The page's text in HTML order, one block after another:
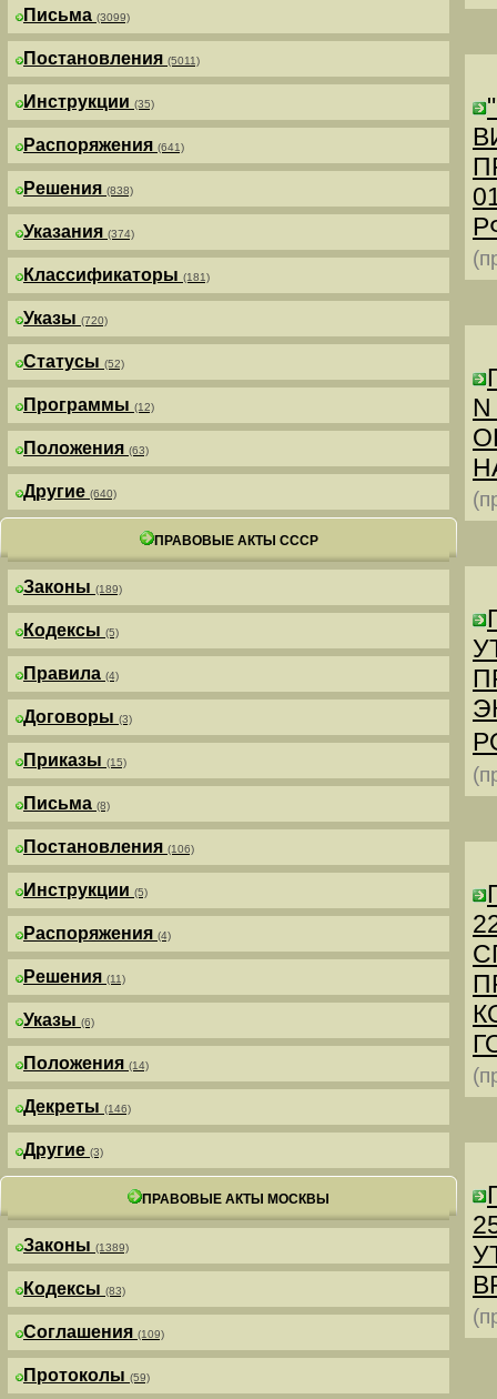
Письма (3099)
Постановления (5011)
Инструкции (35)
Распоряжения (641)
Решения (838)
Указания (374)
Классификаторы (181)
Указы (720)
Статусы (52)
Программы (12)
Положения (63)
Другие (640)
ПРАВОВЫЕ АКТЫ СССР
Законы (189)
Кодексы (5)
Правила (4)
Договоры (3)
Приказы (15)
Письма (8)
Постановления (106)
Инструкции (5)
Распоряжения (4)
Решения (11)
Указы (6)
Положения (14)
Декреты (146)
Другие (3)
ПРАВОВЫЕ АКТЫ МОСКВЫ
Законы (1389)
Кодексы (83)
Соглашения (109)
Протоколы (59)